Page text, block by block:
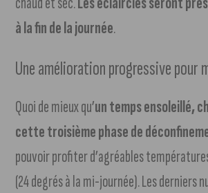
à la fin de la journée.
Une amélioration progressive pour
Quoi de mieux qu’un temps ensoleillé,
cette troisième phase de
pouvoir profiter d’agréables
(24 degrés à la mi-journée). Les derniers